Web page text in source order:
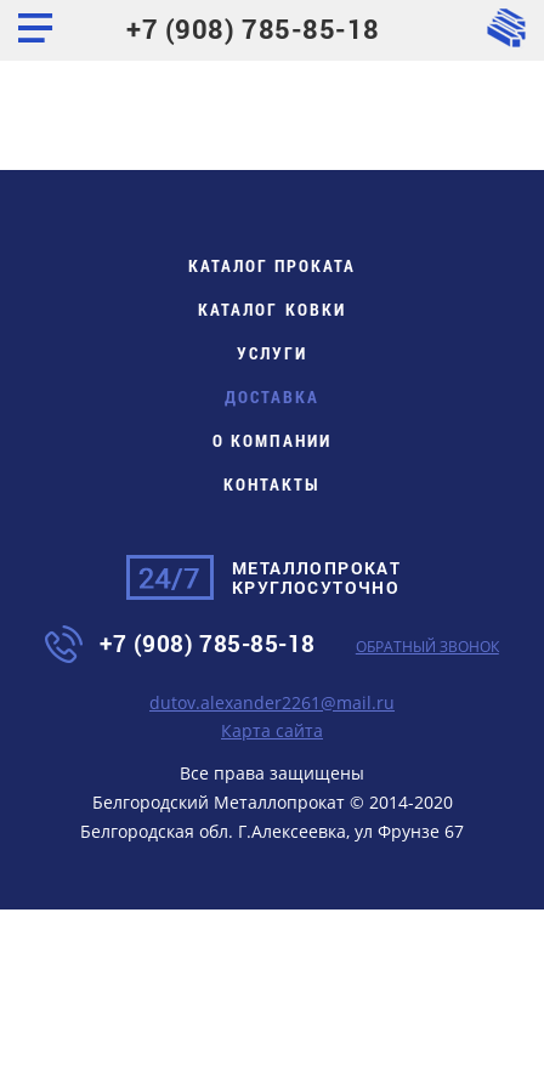
+7 (908) 785-85-18
КАТАЛОГ ПРОКАТА
КАТАЛОГ КОВКИ
УСЛУГИ
ДОСТАВКА
О КОМПАНИИ
КОНТАКТЫ
МЕТАЛЛОПРОКАТ
КРУГЛОСУТОЧНО
+7 (908) 785-85-18 ОБРАТНЫЙ ЗВОНОК
dutov.alexander2261@mail.ru
Карта сайта
Все права защищены
Белгородский Металлопрокат© 2014-2020
Белгородская обл. Г.Алексеевка, ул Фрунзе 67